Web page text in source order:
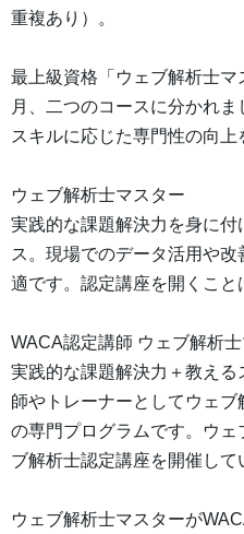
重複あり）。
最上級資格「ウェブ解析士
月、二つのコースに分かれ
スキルに応じた専門性の向上
ウェブ解析士マスター
実践的な課題解決力を身に
ス。現場でのデータ活用や
適です。認定講座を開くこと
WACA認定講師 ウェブ解析
実践的な課題解決力＋教え
師やトレーナーとしてウェ
の専門プログラムです。ウ
ブ解析士認定講座を開催して
ウェブ解析士マスターが